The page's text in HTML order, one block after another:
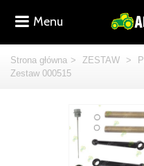
Menu
Strona główna > ZESTAW >
Zestaw 000515